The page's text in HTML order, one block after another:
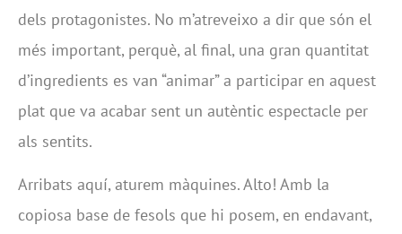
dels protagonistes. No m’atreveixo a dir que són el
més important, perquè, al final, una gran quantitat
d’ingredients es van “animar” a participar en aquest
plat que va acabar sent un autèntic espectacle per
als sentits.
Arribats aquí, aturem màquines. Alto! Amb la
copiosa base de fesols que hi posem, en endavant,